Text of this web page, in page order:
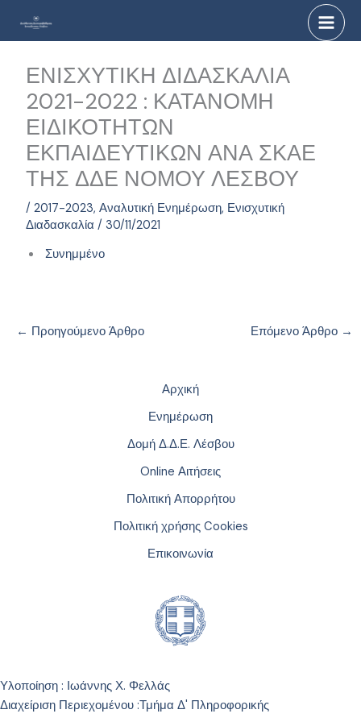
ΕΝΙΣΧΥΤΙΚΗ ΔΙΔΑΣΚΑΛΙΑ
2021-2022 : ΚΑΤΑΝΟΜΗ
ΕΙΔΙΚΟΤΗΤΩΝ
ΕΚΠΑΙΔΕΥΤΙΚΩΝ ΑΝΑ ΣΚΑΕ
ΤΗΣ ΔΔΕ ΝΟΜΟΥ ΛΕΣΒΟΥ
/2017-2023,Αναλυτική Ενημέρωση, Ενισχυτική
Διαδασκαλία /30/11/2021
Συνημμένο
← Προηγούμενο Άρθρο Επόμενο Άρθρο →
Αρχική
Ενημέρωση
Δομή Δ.Δ.Ε. Λέσβου
Online Αιτήσεις
Πολιτική Απορρήτου
Πολιτική χρήσης Cookies
Επικοινωνία
Υλοποίηση : Ιωάννης Χ. Φελλάς
Διαχείριση Περιεχομένου :Τμήμα Δ' Πληροφορικής